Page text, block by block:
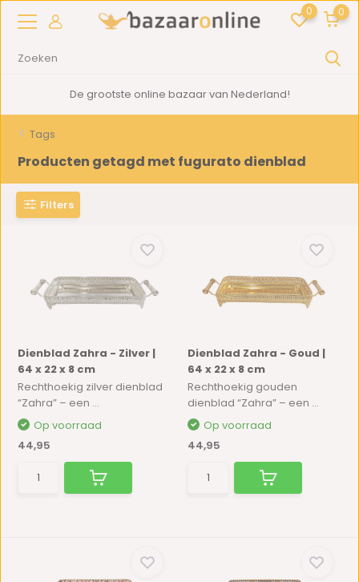
0 0
De grootste online bazaar van Nederland!
Tags
Producten getagd met fugurato dienblad
Filters
Dienblad Zahra - Zilver |
64 x 22 x 8 cm
Rechthoekig zilver dienblad
“Zahra” – een ...
Op voorraad
44,95
Dienblad Zahra - Goud |
64 x 22 x 8 cm
Rechthoekig gouden
dienblad “Zahra” – een ...
Op voorraad
44,95